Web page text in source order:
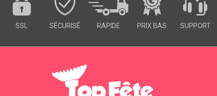
SSL SÉCURISÉ RAPIDE PRIX BAS SUPPORT